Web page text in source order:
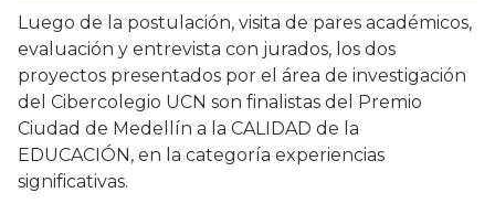
Luego de la postulación, visita de pares académicos,
evaluación y entrevista con jurados, los dos
proyectos presentados por el área de investigación
del Cibercolegio UCN son finalistas del Premio
Ciudad de Medellín a la CALIDAD de la
EDUCACIÓN, en la categoría experiencias
significativas.